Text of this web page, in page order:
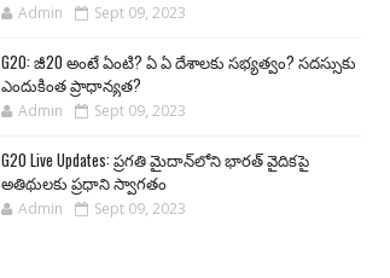
Admin Sept 09, 2023
G20: జీ20 అంటే ఏంటి? ఏ ఏ దేశాలకు సభ్యత్వం? సదస్సుకు
ఎందుకింత ప్రాధాన్యత?
Admin Sept 09, 2023
G20 Live Updates: ప్రగతి మైదాన్‌లోని భారత్ వైదికపై
అతిథులకు ప్రధాని స్వాగతం
Admin Sept 09, 2023